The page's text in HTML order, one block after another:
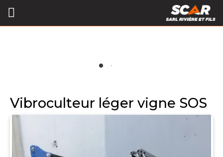
Vibroculteur léger vigne SOS